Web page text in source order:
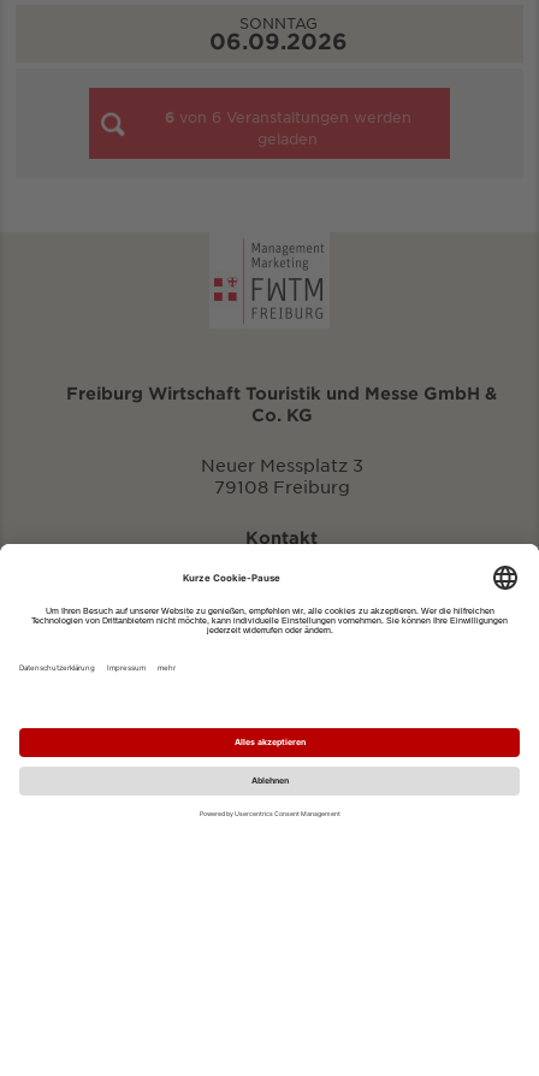
SONNTAG
06.09.2026
6 von 6 Veranstaltungen werden
geladen
Freiburg Wirtschaft Touristik und Messe GmbH &
Co. KG
Neuer Messplatz 3
79108 Freiburg
Kontakt
eventportal@fwtm.de
Impressum